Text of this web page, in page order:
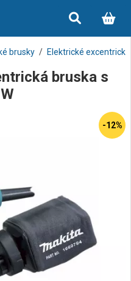
brusky Elektrické
bruska s
-12%